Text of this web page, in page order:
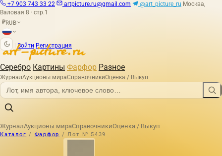
+7 903 743 33 22 artpicture.ru@gmail.com @art_picture_ru Москва,
Валовая 8 · стр.1
₽RUB
Войти Регистрация
Серебро Картины Фарфор Разное
ЖурналАукционы мираСправочникиОценка / Выкуп
ЖурналАукционы мираСправочникиОценка / Выкуп
Каталог / Фарфор / Лот № 5439